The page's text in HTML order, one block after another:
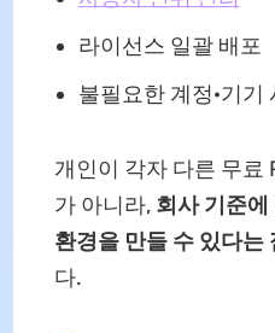
라이선스 일괄 배포
불필요한 계정·기기
개인이 각자 다른 무료
가 아니라, 회사 기준
환경을 만들 수 있다는
다.